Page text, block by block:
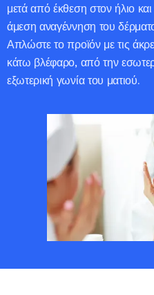
μετά από έκθεση στον ήλιο
άμεση αναγέννηση του
Απλώστε το προϊόν με τις
κάτω βλέφαρο, από την
εξωτερική γωνία του ματιού.